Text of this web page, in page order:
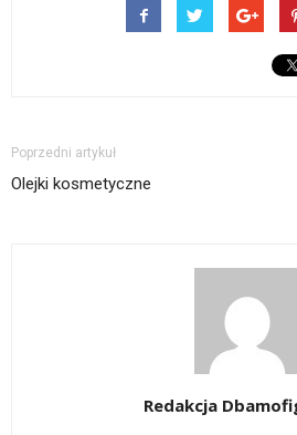
Poprzedni artykuł
Olejki kosmetyczne
Redakcja